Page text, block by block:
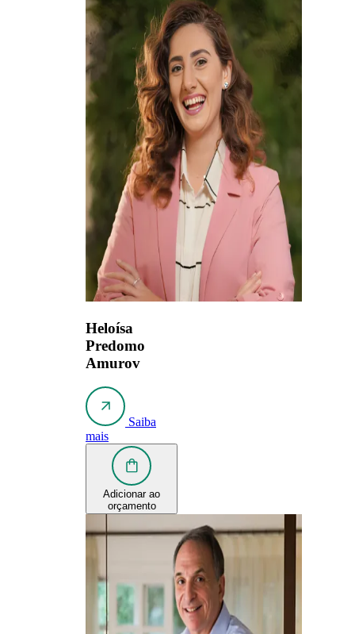
Heloísa
Predomo
Amurov
Saiba
mais
Adicionar ao
orçamento